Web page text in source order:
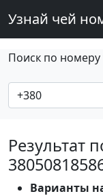
Узнай чей
Поиск по номеру
Результат
Варианты